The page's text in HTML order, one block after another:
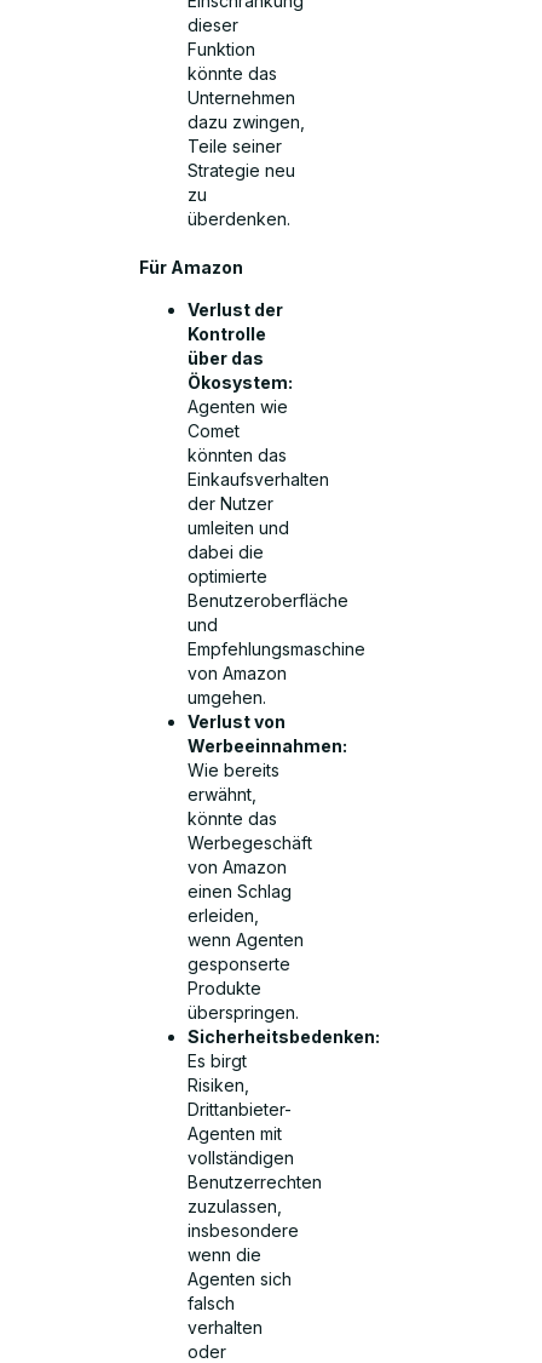
dieser
Funktion
könnte das
Unternehmen
dazu zwingen,
Teile seiner
Strategie neu
zu
überdenken.
Für Amazon
Verlust der
Kontrolle
über das
Ökosystem:
Agenten wie
Comet
könnten das
Einkaufsverhalten
der Nutzer
umleiten und
dabei die
optimierte
Benutzeroberfläche
und
Empfehlungsmaschine
von Amazon
umgehen.
Verlust von
Werbeeinnahmen:
Wie bereits
erwähnt,
könnte das
Werbegeschäft
von Amazon
einen Schlag
erleiden,
wenn Agenten
gesponserte
Produkte
überspringen.
Sicherheitsbedenken:
Es birgt
Risiken,
Drittanbieter-
Agenten mit
vollständigen
Benutzerrechten
zuzulassen,
insbesondere
wenn die
Agenten sich
falsch
verhalten
oder